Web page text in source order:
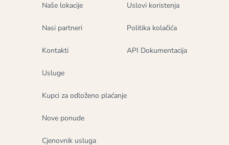
Naše lokacije
Nasi partneri
Kontakti
Usluge
Kupci za odloženo plaćanje
Nove ponude
Cjenovnik usluga
Uslovi koristenja
Politika kolačića
API Dokumentacija